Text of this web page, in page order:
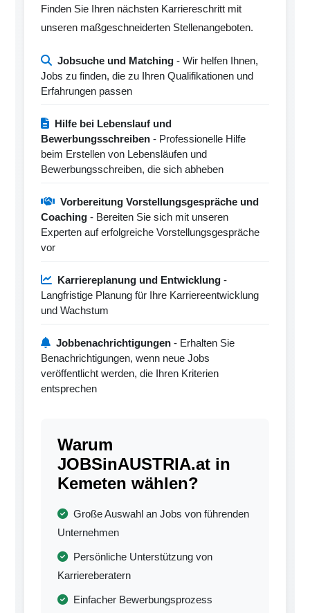
Finden Sie Ihren nächsten Karriereschritt mit
unseren maßgeschneiderten Stellenangeboten.
Jobsuche und Matching - Wir helfen Ihnen,
Jobs zu finden, die zu Ihren Qualifikationen und
Erfahrungen passen
Hilfe bei Lebenslauf und
Bewerbungsschreiben - Professionelle Hilfe
beim Erstellen von Lebensläufen und
Bewerbungsschreiben, die sich abheben
Vorbereitung Vorstellungsgespräche und
Coaching - Bereiten Sie sich mit unseren
Experten auf erfolgreiche Vorstellungsgespräche
vor
Karriereplanung und Entwicklung -
Langfristige Planung für Ihre Karriereentwicklung
und Wachstum
Jobbenachrichtigungen - Erhalten Sie
Benachrichtigungen, wenn neue Jobs
veröffentlicht werden, die Ihren Kriterien
entsprechen
Warum
JOBSinAUSTRIA.at in
Kemeten wählen?
Große Auswahl an Jobs von führenden
Unternehmen
Persönliche Unterstützung von
Karriereberatern
Einfacher Bewerbungsprozess